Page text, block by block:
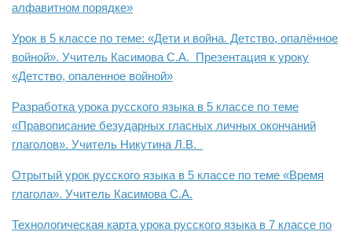
алфавитном порядке»
Урок в 5 классе по теме: «Дети и война. Детство, опалённое
войной». Учитель Касимова С.А. Презентация к уроку
«Детство, опаленное войной»
Разработка урока русского языка в 5 классе по теме
«Правописание безударных гласных личных окончаний
глаголов». Учитель Никутина Л.В.
Отрытый урок русского языка в 5 классе по теме «Время
глагола». Учитель Касимова С.А.
Технологическая карта урока русского языка в 7 классе по